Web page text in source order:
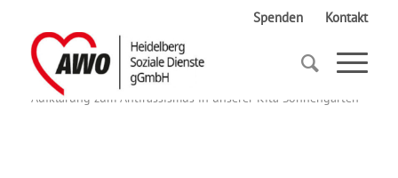
Spenden Kontakt
Startseite
Aufklärung zum Antirassismus in unserer Kita Sonnengarten